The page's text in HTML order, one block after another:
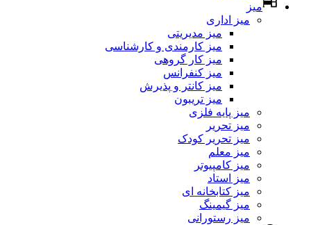
میز
میز اداری
میز مدیریتی
میز کارمندی و کارشناسی
میز کار گروهی
میز کنفرانس
میز کانتر و پذیرش
میز تریبون
میز پایه فلزی
میز تحریر
میز تحریر کودک
میز معلم
میز کامپیوتر
میز استاد
میز کتابخانه ای
میز گیمینگ
میز رستورانی